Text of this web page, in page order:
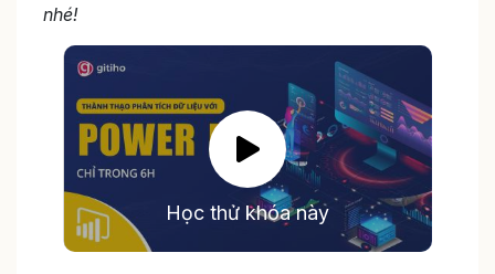
nhé!
Học thử khóa này